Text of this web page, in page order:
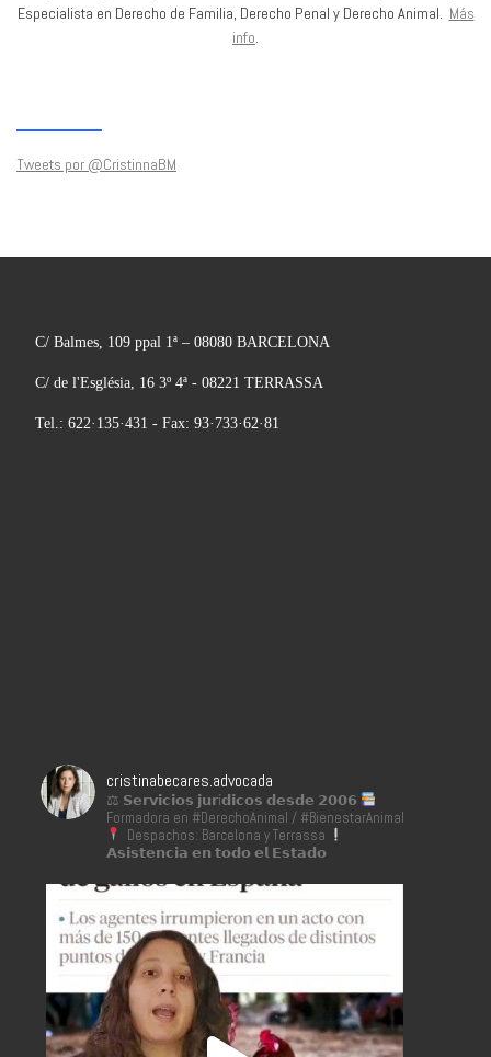
Especialista en Derecho de Familia, Derecho Penal y Derecho Animal. Más
info.
Tweets por @CristinnaBM
C/ Balmes, 109 ppal 1ª – 08080 BARCELONA
C/ de l'Església, 16 3º 4ª - 08221 TERRASSA
Tel.: 622·135·431 - Fax: 93·733·62·81
cristinabecares.advocada
⚖ 𝗦𝗲𝗿𝘃𝗶𝗰𝗶𝗼𝘀 𝗷𝘂𝗿í𝗱𝗶𝗰𝗼𝘀 𝗱𝗲𝘀𝗱𝗲 𝟮𝟬𝟬𝟲
Formadora en #DerechoAnimal / #BienestarAnimal
Despachos: Barcelona y Terrassa
𝗔𝘀𝗶𝘀𝘁𝗲𝗻𝗰𝗶𝗮 𝗲𝗻 𝘁𝗼𝗱𝗼 𝗲𝗹 𝗘𝘀𝘁𝗮𝗱𝗼